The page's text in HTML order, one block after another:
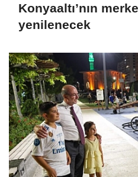
Konyaaltı’nın
yenilenecek